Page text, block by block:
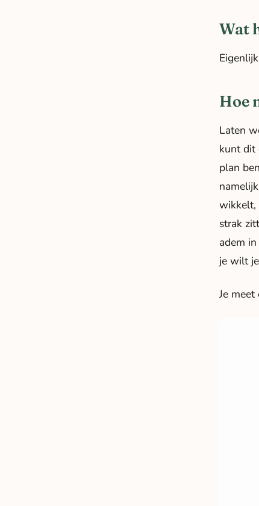
Wat
Hoe
Laten
kunt dit
plan
wikkelt,
strak
adem
je wilt
Je